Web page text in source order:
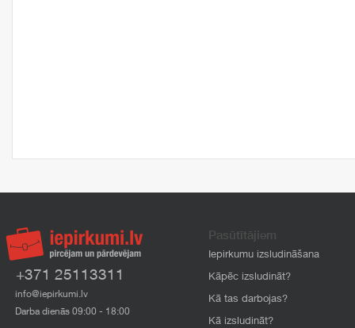
+371 25113311
info@iepirkumi.lv
Darba dienās 09:00 - 18:00
Pasūtītājiem
Iepirkumu izsludināšana
Kāpēc izsludināt?
Kā tas darbojas?
Kā izsludināt?